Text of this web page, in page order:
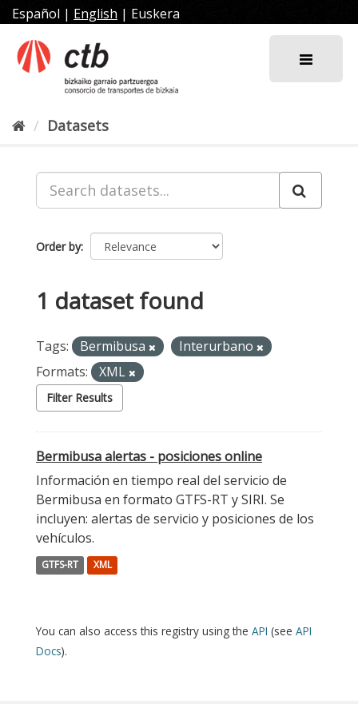
Skip
to
content
Español | English | Euskera
Datasets
Order by
1 dataset found
Tags: Bermibusa
Interurbano
Formats:
XML
Filter Results
Bermibusa alertas - posiciones online
Información en tiempo real del servicio de
Bermibusa en formato GTFS-RT y SIRI. Se
incluyen: alertas de servicio y posiciones de los
vehículos.
GTFS-RT XML
You can also access this registry using the API (see API
Docs).